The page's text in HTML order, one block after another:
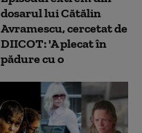
dosarul lui Cătălin
Avramescu, cercetat de
DIICOT: 'A plecat în
pădure cu o